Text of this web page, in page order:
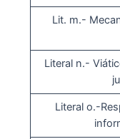
Lit. m.-
Literal n.-
Literal o.-